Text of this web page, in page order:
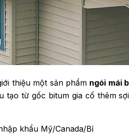
thiệu một sản phẩm ngói mái
tạo từ gốc bitum gia cố thêm
khẩu Mỹ/Canada/Bỉ